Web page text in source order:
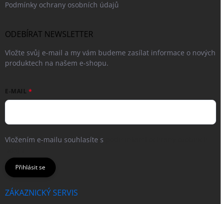
Podmínky ochrany osobních údajů
ODEBÍRAT NEWSLETTER
Vložte svůj e-mail a my vám budeme zasílat informace o nových
produktech na našem e-shopu.
E-MAIL
Vložením e-mailu souhlasíte s
Přihlásit se
ZÁKAZNICKÝ SERVIS